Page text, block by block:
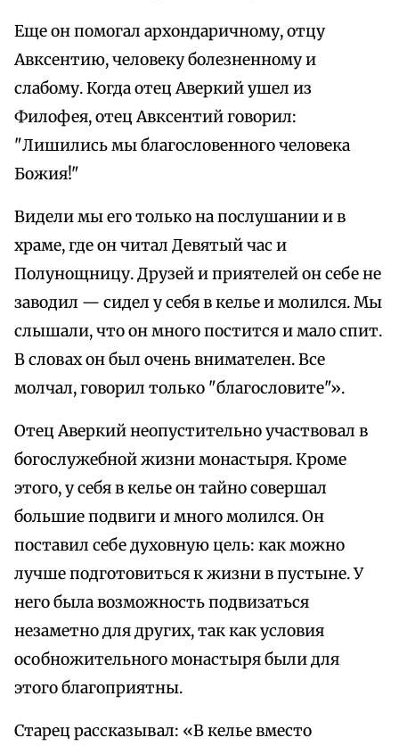
Еще он помогал архондаричному, отцу
Авксентию, человеку болезненному и
слабому. Когда отец Аверкий ушел из
Филофея, отец Авксентий говорил:
"Лишились мы благословенного человека
Божия!"
Видели мы его только на послушании и в
храме, где он читал Девятый час и
Полунощницу. Друзей и приятелей он себе не
заводил — сидел у себя в келье и молился. Мы
слышали, что он много постится и мало спит.
В словах он был очень внимателен. Все
молчал, говорил только "благословите"».
Отец Аверкий неопустительно участвовал в
богослужебной жизни монастыря. Кроме
этого, у себя в келье он тайно совершал
большие подвиги и много молился. Он
поставил себе духовную цель: как можно
лучше подготовиться к жизни в пустыне. У
него была возможность подвизаться
незаметно для других, так как условия
особножительного монастыря были для
этого благоприятны.
Старец рассказывал: «В келье вместо